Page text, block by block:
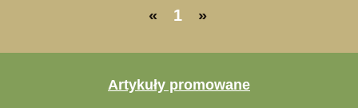
« 1 »
Artykuły promowane